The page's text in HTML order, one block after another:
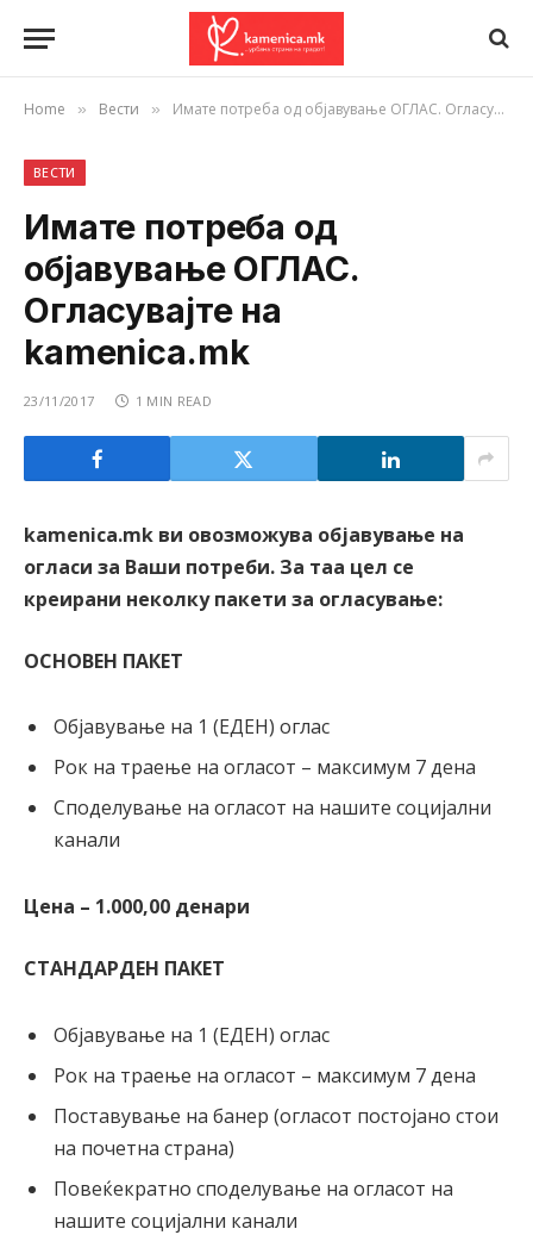
Home » Вести » Имате потреба од објавување ОГЛАС. Огласувајте на kamenica.mk
ВЕСТИ
Имате потреба од
објавување ОГЛАС.
Огласувајте на
kamenica.mk
23/11/2017 1 MIN READ
kamenica.mk ви овозможува објавување на
огласи за Ваши потреби. За таа цел се
креирани неколку пакети за огласување:
ОСНОВЕН ПАКЕТ
Објавување на 1 (ЕДЕН) оглас
Рок на траење на огласот – максимум 7 дена
Споделување на огласот на нашите социјални
канали
Цена – 1.000,00 денари
СТАНДАРДЕН ПАКЕТ
Објавување на 1 (ЕДЕН) оглас
Рок на траење на огласот – максимум 7 дена
Поставување на банер (огласот постојано стои
на почетна страна)
Повеќекратно споделување на огласот на
нашите социјални канали